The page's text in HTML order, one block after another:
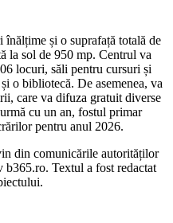
și o suprafață totală de
la sol de 950 mp. Centrul va
locuri, săli pentru cursuri și
o bibliotecă. De asemenea, va
care va difuza gratuit diverse
cu un an, fostul primar
pentru anul 2026.
din comunicările autorităților
b365.ro. Textul a fost redactat